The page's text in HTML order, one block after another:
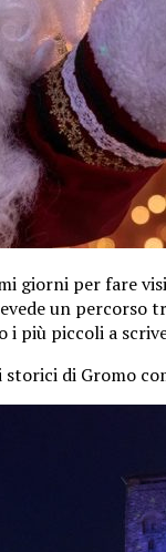
giorni per fare
un
più piccoli a
di Gromo